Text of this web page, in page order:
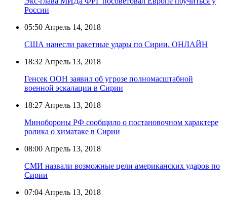
России
05:50 Апрель 14, 2018
США нанесли ракетные удары по Сирии. ОНЛАЙН
18:32 Апрель 13, 2018
Генсек ООН заявил об угрозе полномасштабной
военной эскалации в Сирии
18:27 Апрель 13, 2018
Минобороны РФ сообщило о постановочном характере
ролика о химатаке в Сирии
08:00 Апрель 13, 2018
СМИ назвали возможные цели американских ударов по
Сирии
07:04 Апрель 13, 2018